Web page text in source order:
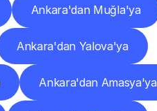
Ankara'dan Muğla'ya
Ankara'dan Yalova'ya
Ankara'dan Amasya'ya